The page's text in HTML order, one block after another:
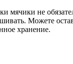
мячики не
Можете
хранение.